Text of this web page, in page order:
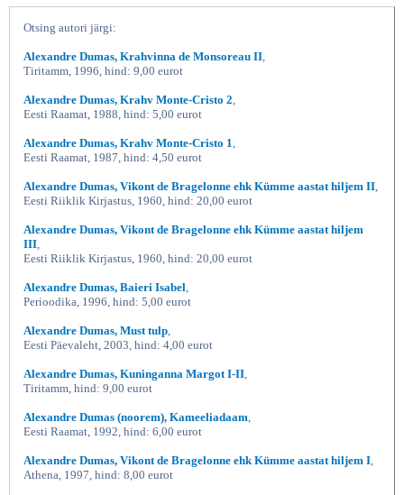
Kuninganna Margot 1, Alexandre
Otsing autori järgi:
Alexandre Dumas, Krahvinna de Monsoreau II
Tiritamm, 1996, hind: 9,00 eurot
Alexandre Dumas, Krahv Monte-Cristo 2
Eesti Raamat, 1988, hind: 5,00 eurot
Alexandre Dumas, Krahv Monte-Cristo 1
Eesti Raamat, 1987, hind: 4,50 eurot
Alexandre Dumas, Vikont de Bragelonne ehk Kümme aastat hiljem II
Eesti Riiklik Kirjastus, 1960, hind: 20,00 eurot
Alexandre Dumas, Vikont de Bragelonne ehk Kümme aastat hiljem
III
Eesti Riiklik Kirjastus, 1960, hind: 20,00 eurot
Alexandre Dumas, Baieri Isabel
Perioodika, 1996, hind: 5,00 eurot
Alexandre Dumas, Must tulp
Eesti Päevaleht, 2003, hind: 4,00 eurot
Alexandre Dumas, Kuninganna Margot I-II
Tiritamm, hind: 9,00 eurot
Alexandre Dumas (noorem), Kameeliadaam
Eesti Raamat, 1992, hind: 6,00 eurot
Alexandre Dumas, Vikont de Bragelonne ehk Kümme aastat hiljem I
Athena, 1997, hind: 8,00 eurot